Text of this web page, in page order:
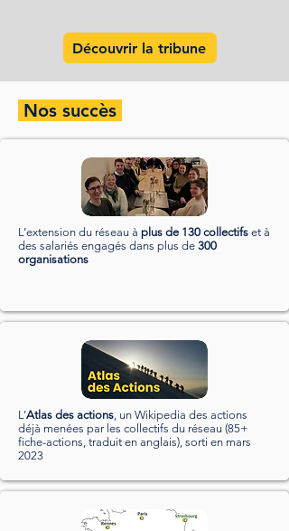
Découvrir la tribune
Nos succès
L’extension du réseau à plus de 130 collectifs et à
des salariés engagés dans plus de 300
organisations
L’Atlas des actions, un Wikipedia des actions
déjà menées par les collectifs du réseau (85+
fiche-actions, traduit en anglais), sorti en mars
2023